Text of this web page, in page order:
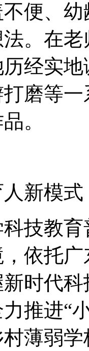
便、
。在
经实
磨等
。
新模式
技教
依托
时代
推进“
薄弱